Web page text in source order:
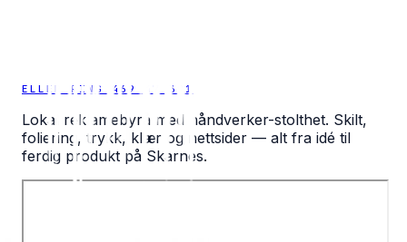
ELLER RING 469 47 391
Lokal reklamebyrå med håndverker-stolthet. Skilt,
foliering, trykk, klær og nettsider — alt fra idé til
ferdig produkt på Skarnes.